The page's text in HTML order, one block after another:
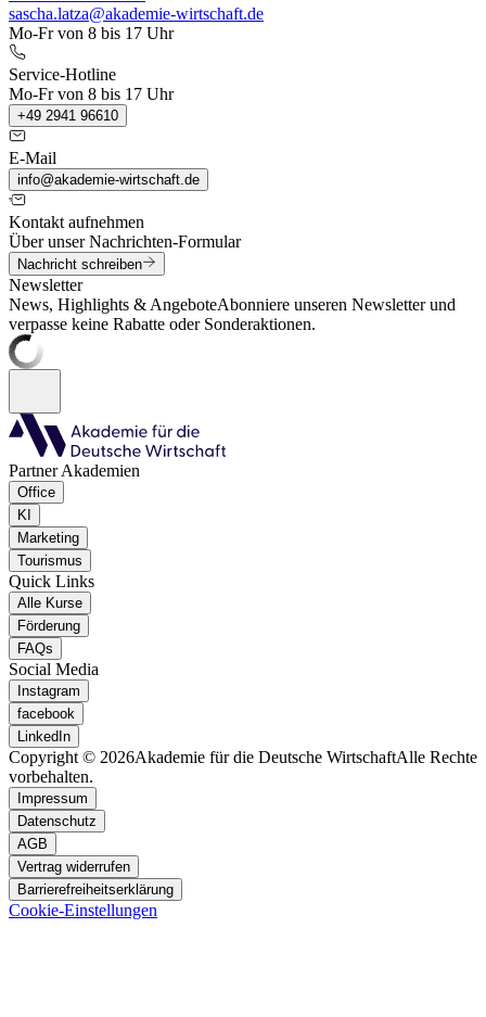
sascha.latza@akademie-wirtschaft.de
Mo-Fr von 8 bis 17 Uhr
Service-Hotline
Mo-Fr von 8 bis 17 Uhr
+49 2941 96610
E-Mail
info@akademie-wirtschaft.de
Kontakt aufnehmen
Über unser Nachrichten-Formular
Nachricht schreiben
Newsletter
News, Highlights & AngeboteAbonniere unseren Newsletter und
verpasse keine Rabatte oder Sonderaktionen.
Partner Akademien
Office
KI
Marketing
Tourismus
Quick Links
Alle Kurse
Förderung
FAQs
Social Media
Instagram
facebook
LinkedIn
Copyright © 2026Akademie für die Deutsche WirtschaftAlle Rechte
vorbehalten.
Impressum
Datenschutz
AGB
Vertrag widerrufen
Barrierefreiheitserklärung
Cookie-Einstellungen